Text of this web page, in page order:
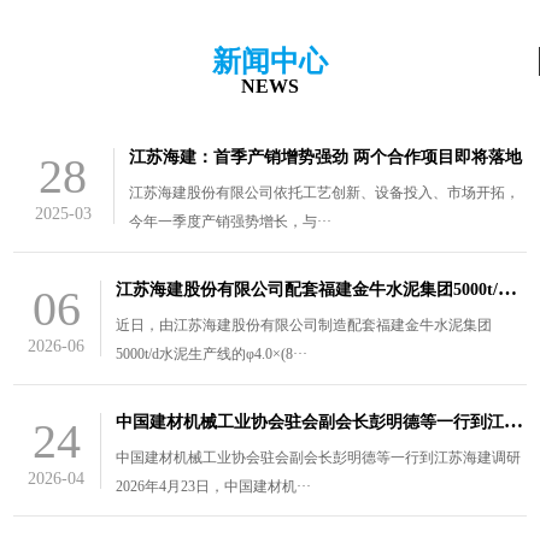
新闻中心
NEWS
28
2025-03
江苏海建：首季产销增势强劲 两个合作项目即将落地
江苏海建股份有限公司依托工艺创新、设备投入、市场开拓，
今年一季度产销强势增长，与···
06
2026-06
江
苏海建股份有限公司配套福建金牛水泥集团5000t/d水泥生产线的￠4.0×（8.5+3）m风扫煤磨装车发货
近日，由江苏海建股份有限公司制造配套福建金牛水泥集团
5000t/d水泥生产线的φ4.0×(8···
24
2026-04
中
国建材机械工业协会驻会副会长彭明德等一行到江苏海建调研
中国建材机械工业协会驻会副会长彭明德等一行到江苏海建调研
2026年4月23日，中国建材机···